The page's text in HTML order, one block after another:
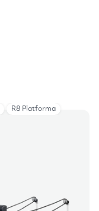
R8 Platforma